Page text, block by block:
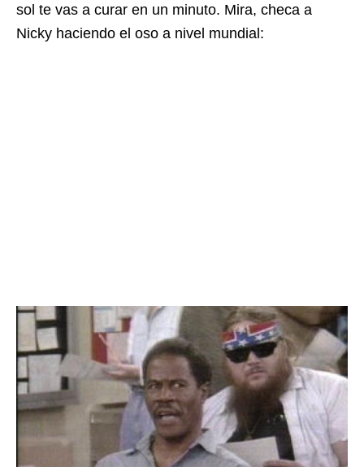
sol te vas a curar en un minuto. Mira, checa a
Nicky haciendo el oso a nivel mundial: